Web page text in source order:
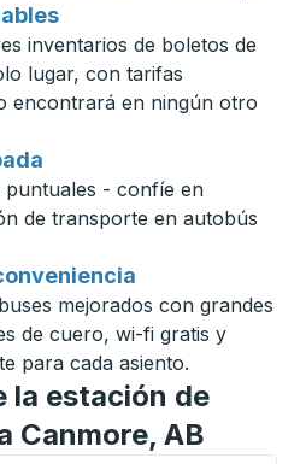
inventarios de boletos de
lugar, con tarifas
encontrará en ningún otro
puntuales - confíe en
de transporte en autobús
mejorados con grandes
de cuero, wi-fi gratis y
para cada asiento.
la estación de
Canmore, AB